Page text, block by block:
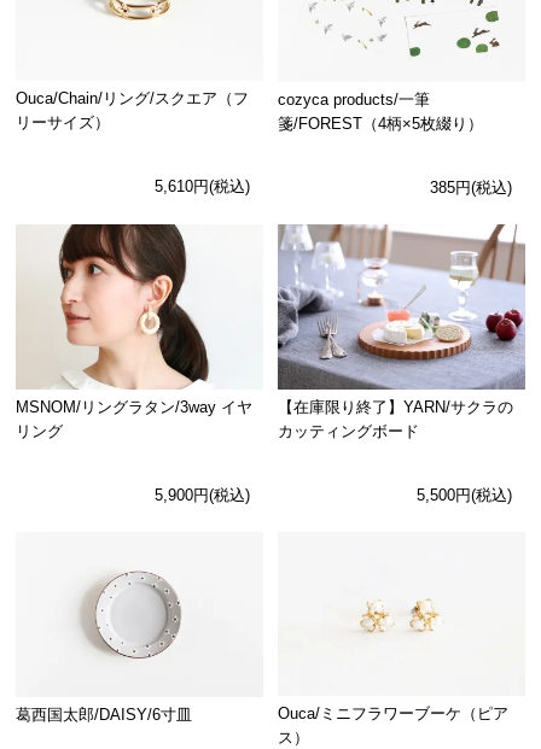
Ouca/Chain/リング/スクエア（フ
リーサイズ）
5,610円(税込)
cozyca products/一筆
箋/FOREST（4柄×5枚綴り）
385円(税込)
MSNOM/リングラタン/3way イヤ
リング
5,900円(税込)
【在庫限り終了】YARN/サクラの
カッティングボード
5,500円(税込)
葛西国太郎/DAISY/6寸皿
Ouca/ミニフラワーブーケ（ピア
ス）